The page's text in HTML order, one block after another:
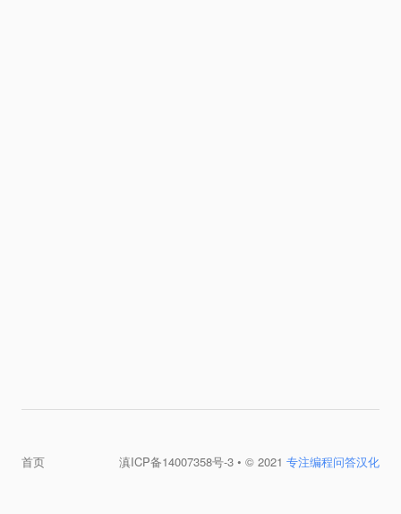
首页 滇ICP备14007358号-3 • © 2021 专注编程问答汉化